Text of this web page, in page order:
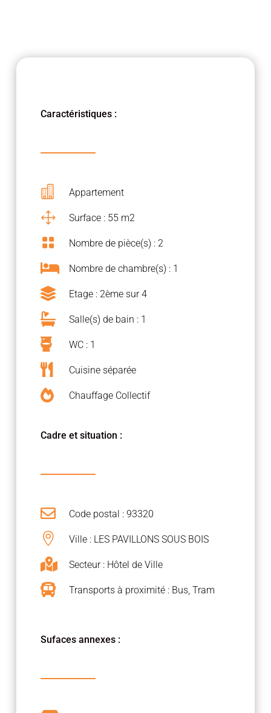
Caractéristiques :
 Appartement
1 Surface : 55 m2
 Nombre de pièce(s) : 2
 Nombre de chambre(s) : 1
 Etage : 2ème sur 4
 Salle(s) de bain : 1
 WC : 1
 Cuisine séparée
 Chauffage Collectif
Cadre et situation :
 Code postal : 93320
 Ville : LES PAVILLONS SOUS BOIS
 Secteur : Hôtel de Ville
 Transports à proximité : Bus, Tram
Sufaces annexes :